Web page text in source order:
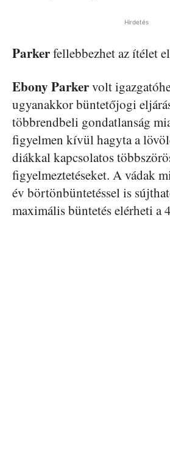
Hirdetés
Parkerfellebbezhet az ítélet
Ebony Parkervolt
ugyanakkor büntetőjogi
többrendbeli gondatlanság
figyelmen kívül hagyta a
diákkal kapcsolatos
figyelmeztetéseket. A vádak
év börtönbüntetéssel is
maximális büntetés elérheti a